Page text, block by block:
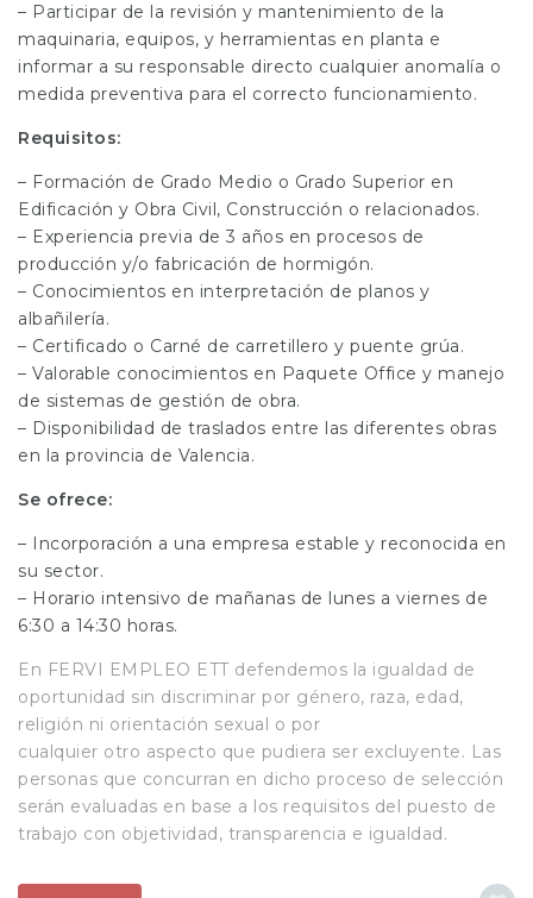
– Participar de la revisión y mantenimiento de la
maquinaria, equipos, y herramientas en planta e
informar a su responsable directo cualquier anomalía o
medida preventiva para el correcto funcionamiento.
Requisitos:
– Formación de Grado Medio o Grado Superior en
Edificación y Obra Civil, Construcción o relacionados.
– Experiencia previa de 3 años en procesos de
producción y/o fabricación de hormigón.
– Conocimientos en interpretación de planos y
albañilería.
– Certificado o Carné de carretillero y puente grúa.
– Valorable conocimientos en Paquete Office y manejo
de sistemas de gestión de obra.
– Disponibilidad de traslados entre las diferentes obras
en la provincia de Valencia.
Se ofrece:
– Incorporación a una empresa estable y reconocida en
su sector.
– Horario intensivo de mañanas de lunes a viernes de
6:30 a 14:30 horas.
En FERVI EMPLEO ETT defendemos la igualdad de
oportunidad sin discriminar por género, raza, edad,
religión ni orientación sexual o por
cualquier otro aspecto que pudiera ser excluyente. Las
personas que concurran en dicho proceso de selección
serán evaluadas en base a los requisitos del puesto de
trabajo con objetividad, transparencia e igualdad.